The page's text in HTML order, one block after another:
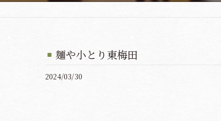
麺や小とり東梅田
2024/03/30